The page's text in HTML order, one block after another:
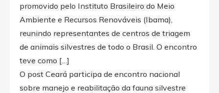
promovido pelo Instituto Brasileiro do Meio
Ambiente e Recursos Renováveis (Ibama),
reunindo representantes de centros de triagem
de animais silvestres de todo o Brasil. O encontro
teve como […]
O post Ceará participa de encontro nacional
sobre manejo e reabilitação da fauna silvestre